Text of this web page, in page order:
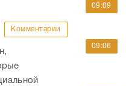
Комментарии
09:09
09:06